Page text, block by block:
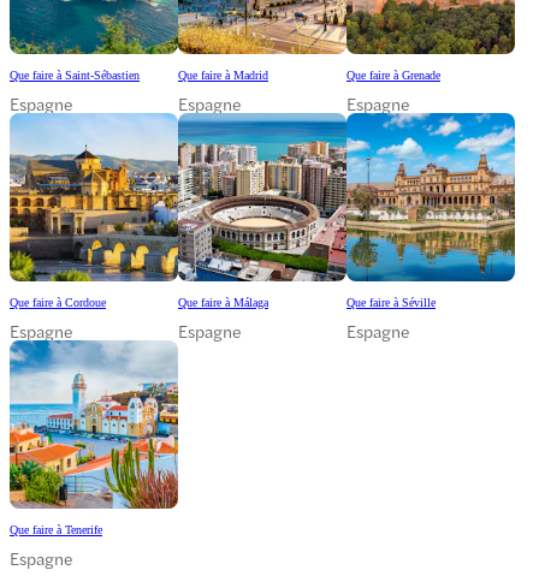
Que faire à Saint-Sébastien
Espagne
Que faire à Madrid
Espagne
Que faire à Grenade
Espagne
Que faire à Cordoue
Espagne
Que faire à Málaga
Espagne
Que faire à Séville
Espagne
Que faire à Tenerife
Espagne